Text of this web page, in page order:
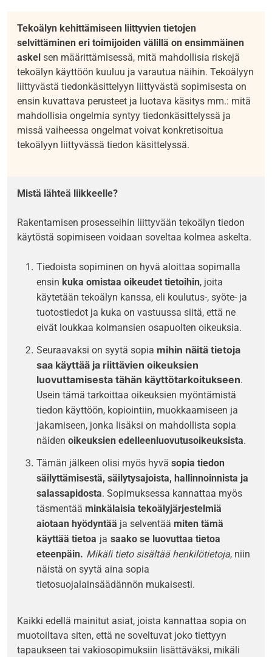
Tekoälyn kehittämiseen liittyvien tietojen
selvittäminen eri toimijoiden välillä on ensimmäinen
askel sen määrittämisessä, mitä mahdollisia riskejä
tekoälyn käyttöön kuuluu ja varautua näihin. Tekoälyyn
liittyvästä tiedonkäsittelyyn liittyvästä sopimisesta on
ensin kuvattava perusteet ja luotava käsitys mm.: mitä
mahdollisia ongelmia syntyy tiedonkäsittelyssä ja
missä vaiheessa ongelmat voivat konkretisoitua
tekoälyyn liittyvässä tiedon käsittelyssä.
Mistä lähteä liikkeelle?
Rakentamisen prosesseihin liittyvään tekoälyn tiedon
käytöstä sopimiseen voidaan soveltaa kolmea askelta.
Tiedoista sopiminen on hyvä aloittaa sopimalla
ensin kuka omistaa oikeudet tietoihin, joita
käytetään tekoälyn kanssa, eli koulutus-, syöte- ja
tuotostiedot ja kuka on vastuussa siitä, että ne
eivät loukkaa kolmansien osapuolten oikeuksia.
Seuraavaksi on syytä sopia mihin näitä tietoja
saa käyttää ja riittävien oikeuksien
luovuttamisesta tähän käyttötarkoitukseen.
Usein tämä tarkoittaa oikeuksien myöntämistä
tiedon käyttöön, kopiointiin, muokkaamiseen ja
jakamiseen, jonka lisäksi on mahdollista sopia
näiden oikeuksien edelleenluovutusoikeuksista.
Tämän jälkeen olisi myös hyvä sopia tiedon
säilyttämisestä, säilytysajoista, hallinnoinnista ja
salassapidosta. Sopimuksessa kannattaa myös
täsmentää minkälaisia tekoälyjärjestelmiä
aiotaan hyödyntää ja selventää miten tämä
käyttää tietoa ja saako se luovuttaa tietoa
eteenpäin. Mikäli tieto sisältää henkilötietoja, niin
näistä on syytä aina sopia
tietosuojalainsäädännön mukaisesti.
Kaikki edellä mainitut asiat, joista kannattaa sopia on
muotoiltava siten, että ne soveltuvat joko tiettyyn
tapaukseen tai vakiosopimuksiin lisättäväksi, mikäli